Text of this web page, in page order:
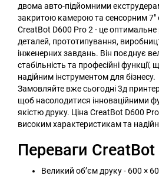
двома авто-підйомними
закритою камерою та сенсорним 7″
CreatBot D600 Pro 2 - це
деталей, прототипування,
інженерних завдань. Він поєднує
стабільність та професійні
надійним інструментом для бізнесу.
Замовляйте вже сьогодні 3д
щоб насолодитися інноваційними
якістю друку. Ціна CreatBot D600
високим характеристикам та
Переваги
Великий об’єм друку - 600 ×